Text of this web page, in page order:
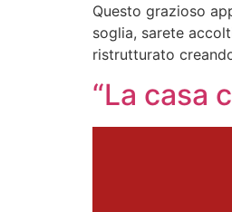
Questo grazioso
soglia, sarete
ristrutturato
“La casa